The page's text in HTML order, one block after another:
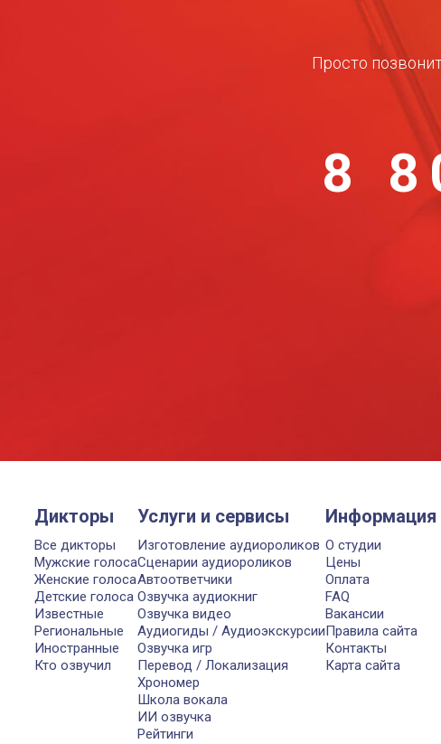
Просто
8
Дикторы
Все дикторы
Мужские голоса
Женские голоса
Детские голоса
Известные
Региональные
Иностранные
Кто озвучил
Услуги и сервисы
Изготовление аудиороликов
Сценарии аудиороликов
Автоответчики
Озвучка аудиокниг
Озвучка видео
Аудиогиды / Аудиоэкскурсии
Озвучка игр
Перевод / Локализация
Хрономер
Школа вокала
ИИ озвучка
Рейтинги
Информация
О студии
Цены
Оплата
FAQ
Вакансии
Правила сайта
Контакты
Карта сайта